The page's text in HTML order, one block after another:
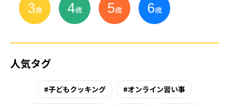
3歳 4歳 5歳 6歳
人気タグ
子どもクッキング オンライン習い事